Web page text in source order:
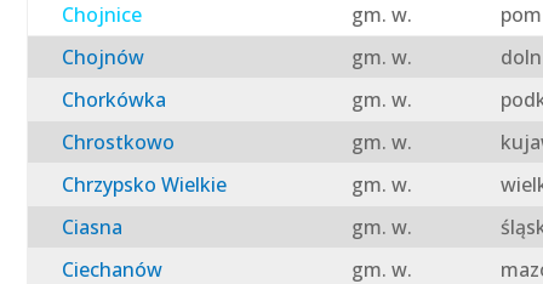
Chojnice
gm. w.
Chojnów
gm. w.
Chorkówka
gm. w.
Chrostkowo
gm. w.
Chrzypsko Wielkie
gm. w.
Ciasna
gm. w.
Ciechanów
gm. w.